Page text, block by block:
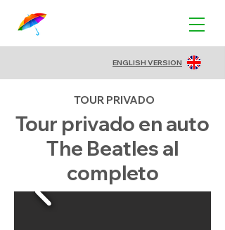
ENGLISH VERSION
TOUR PRIVADO
Tour privado en auto
The Beatles al
completo